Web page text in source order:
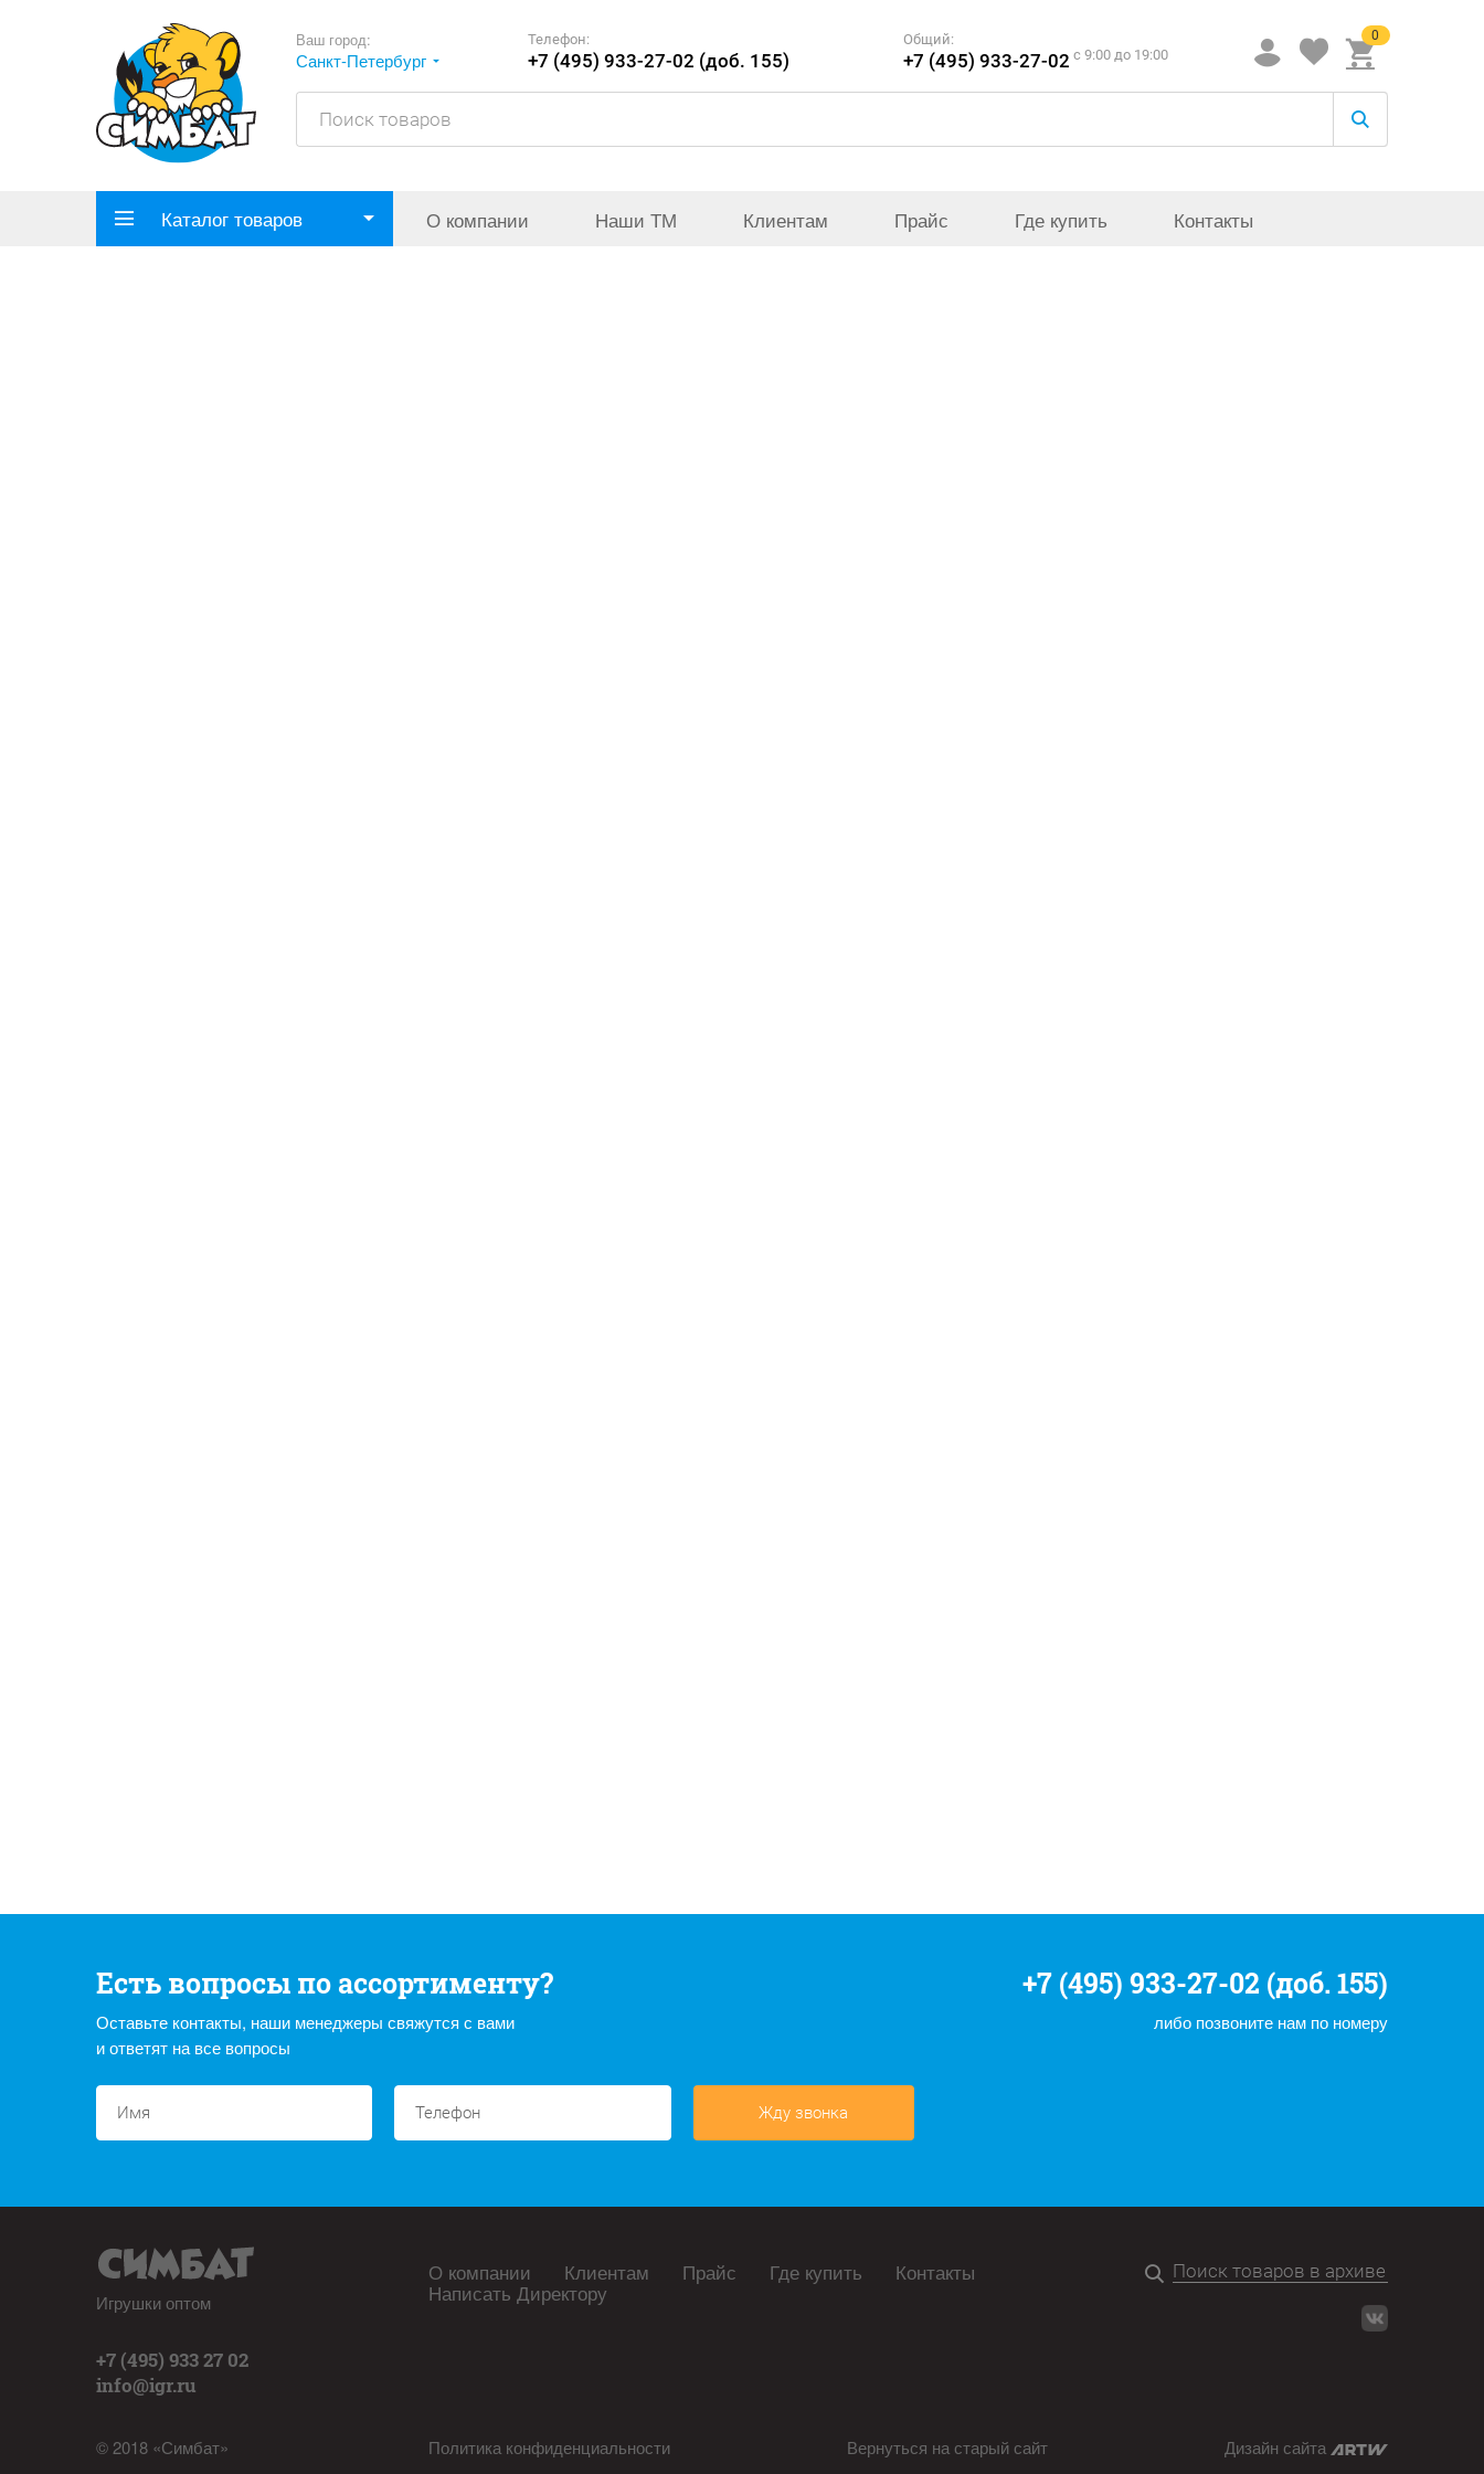
Ваш город:
Санкт-Петербург
Телефон:
+7 (495) 933-27-02 (доб. 155)
Общий:
+7 (495) 933-27-02 c 9:00 до 19:00
0
Каталог товаров О компании Наши ТМ Клиентам Прайс Где купить Контакты
Есть вопросы по ассортименту?
Оставьте контакты, наши менеджеры свяжутся с вами
и ответят на все вопросы
+7 (495) 933-27-02 (доб. 155)
либо позвоните нам по номеру
Жду звонка
Игрушки оптом
+7 (495) 933 27 02
info@igr.ru
© 2018 «Симбат»
О компании Клиентам Прайс Где купить Контакты
Написать Директору
Политика конфиденциальности Вернуться на старый сайт Дизайн сайта